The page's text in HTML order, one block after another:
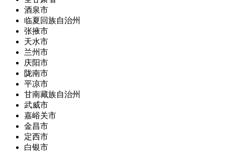
酒泉市
临夏回族自治州
张掖市
天水市
兰州市
庆阳市
陇南市
平凉市
甘南藏族自治州
武威市
嘉峪关市
金昌市
定西市
白银市